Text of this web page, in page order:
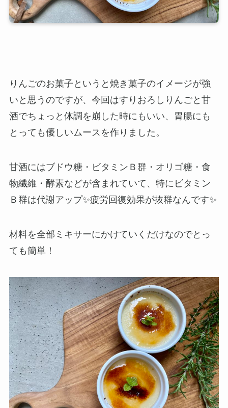
りんごのお菓子というと焼き菓子のイメージが強
いと思うのですが、今回はすりおろしりんごと甘
酒でちょっと体調を崩した時にもいい、胃腸にも
とっても優しいムースを作りました。
甘酒にはブドウ糖・ビタミンＢ群・オリゴ糖・食
物繊維・酵素などが含まれていて、特にビタミン
Ｂ群は代謝アップ✨疲労回復効果が抜群なんです✨
材料を全部ミキサーにかけていくだけなのでとっ
ても簡単！